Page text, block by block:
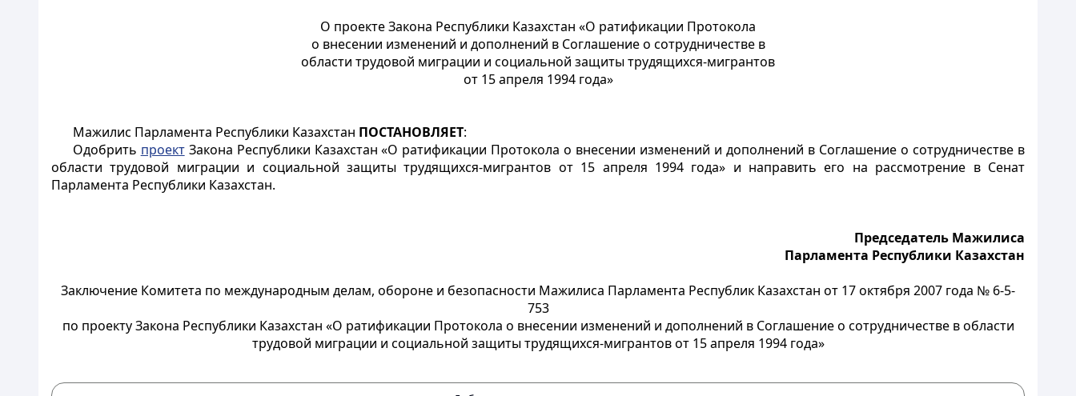
О проекте Закона Республики Казахстан «О ратификации Протокола
о внесении изменений и дополнений в Соглашение о сотрудничестве в
области трудовой миграции и социальной защиты трудящихся-мигрантов
от 15 апреля 1994 года»
Мажилис Парламента Республики Казахстан ПОСТАНОВЛЯЕТ:
Одобрить проектЗакона Республики Казахстан «О ратификации Протокола о внесении изменений и дополнений в Соглашение о сотрудничестве в
области трудовой миграции и социальной защиты трудящихся-мигрантов от 15 апреля 1994 года» и направить его на рассмотрение в Сенат
Парламента Республики Казахстан.
Председатель Мажилиса
Парламента Республики Казахстан
Заключение Комитета по международным делам, обороне и безопасности Мажилиса Парламента Республик Казахстан от 17 октября 2007 года № 6-5-
753
по проекту Закона Республики Казахстан «О ратификации Протокола о внесении изменений и дополнений в Соглашение о сотрудничестве в области
трудовой миграции и социальной защиты трудящихся-мигрантов от 15 апреля 1994 года»